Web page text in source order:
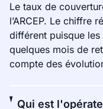
Le taux de
l’ARCEP. Le chiffre
différent puisque les
quelques mois de
compte des
Qui est